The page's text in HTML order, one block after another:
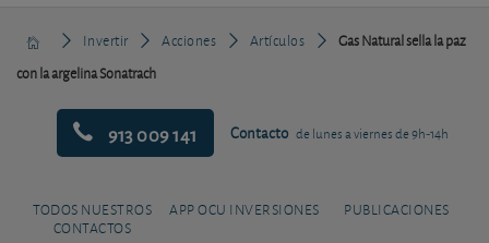
Invertir Acciones Artículos
Gas Natural sella la paz
con la argelina Sonatrach
913 009 141 Contacto de lunes a viernes de 9h-14h
TODOS NUESTROS
CONTACTOS
APP OCU INVERSIONES PUBLICACIONES